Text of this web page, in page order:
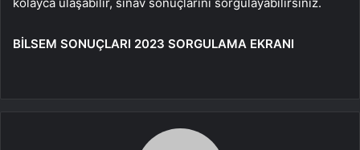
BİLSEM SONUÇLARI 2023 SORGULAMA EKRANI